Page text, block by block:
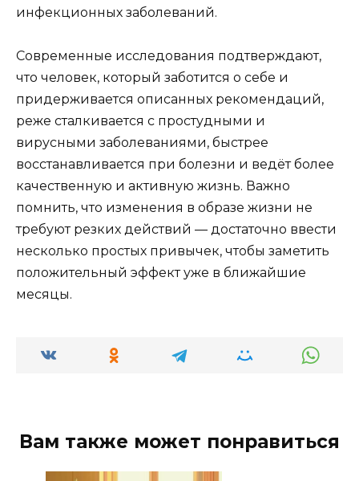
инфекционных заболеваний.
Современные исследования подтверждают,
что человек, который заботится о себе и
придерживается описанных рекомендаций,
реже сталкивается с простудными и
вирусными заболеваниями, быстрее
восстанавливается при болезни и ведёт более
качественную и активную жизнь. Важно
помнить, что изменения в образе жизни не
требуют резких действий — достаточно ввести
несколько простых привычек, чтобы заметить
положительный эффект уже в ближайшие
месяцы.
Вам также может понравиться